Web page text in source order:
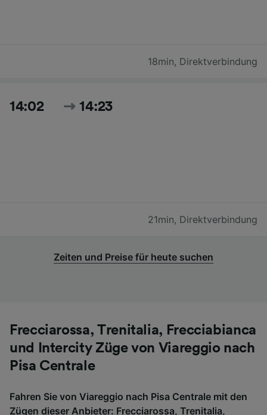
18min, Direktverbindung
14:02 14:23
21min, Direktverbindung
Zeiten und Preise für heute suchen
Frecciarossa, Trenitalia, Frecciabianca
und Intercity Züge von Viareggio nach
Pisa Centrale
Fahren Sie von Viareggio nach Pisa Centrale mit den
Zügen dieser Anbieter: Frecciarossa, Trenitalia,